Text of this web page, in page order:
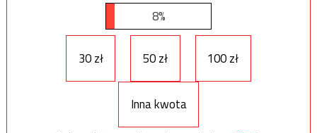
8%
30 zł 50 zł 100 zł
Inna kwota